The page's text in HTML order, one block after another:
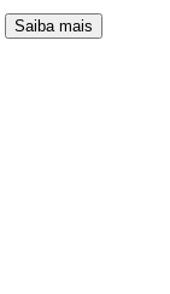
Saiba mais